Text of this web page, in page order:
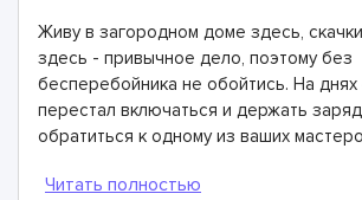
Живу в загородном доме здесь,
здесь - привычное дело, поэтому без
бесперебойника не обойтись. На
перестал включаться и держать
обратиться к одному из ваших
нареканий нет, спасибо.